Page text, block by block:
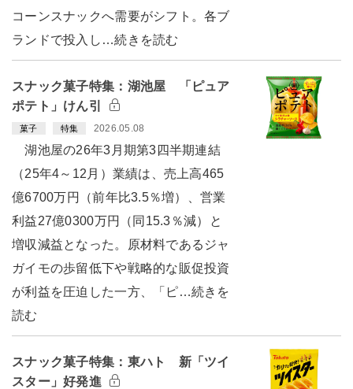
コーンスナックへ需要がシフト。各ブ
ランドで投入し…続きを読む
スナック菓子特集：湖池屋 「ピュア
ポテト」けん引
菓子 特集 2026.05.08
湖池屋の26年3月期第3四半期連結
（25年4～12月）業績は、売上高465
億6700万円（前年比3.5％増）、営業
利益27億0300万円（同15.3％減）と
増収減益となった。原材料であるジャ
ガイモの歩留低下や戦略的な販促投資
が利益を圧迫した一方、「ピ…続きを
読む
スナック菓子特集：東ハト 新「ツイ
スター」好発進